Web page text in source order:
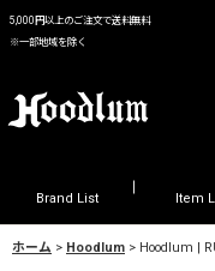
5,000円以上のご注文で送料無料
※一部地域を除く
Brand List Item
ホーム > Hoodlum > Hoodlum |